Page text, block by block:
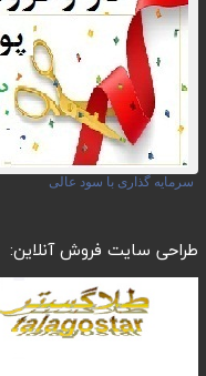
سرمایه گذاری با سود عالی
طراحی سایت فروش آنلاین: